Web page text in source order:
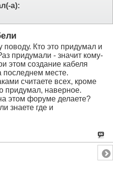
а):
Кто это придумал и
придумали - значит кому-
этом создание кабеля
последнем месте.
считаете всех, кроме
придумал, наверное.
этом форуме делаете?
знаете где и